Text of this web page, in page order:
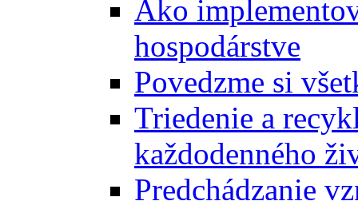
Ako
hospodárstve
Povedzme si
Triedenie a
každodenného
Predchádzanie